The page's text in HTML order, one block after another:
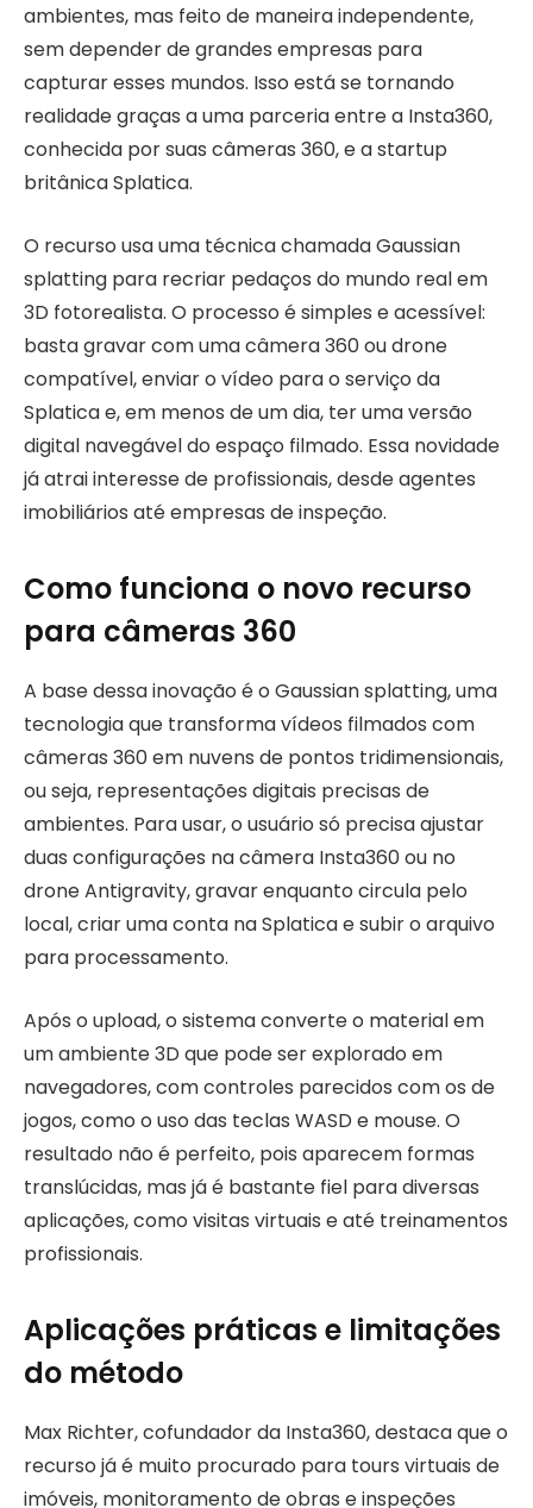
ambientes, mas feito de maneira independente,
sem depender de grandes empresas para
capturar esses mundos. Isso está se tornando
realidade graças a uma parceria entre a Insta360,
conhecida por suas câmeras 360, e a startup
britânica Splatica.
O recurso usa uma técnica chamada Gaussian
splatting para recriar pedaços do mundo real em
3D fotorealista. O processo é simples e acessível:
basta gravar com uma câmera 360 ou drone
compatível, enviar o vídeo para o serviço da
Splatica e, em menos de um dia, ter uma versão
digital navegável do espaço filmado. Essa novidade
já atrai interesse de profissionais, desde agentes
imobiliários até empresas de inspeção.
Como funciona o novo recurso
para câmeras 360
A base dessa inovação é o Gaussian splatting, uma
tecnologia que transforma vídeos filmados com
câmeras 360 em nuvens de pontos tridimensionais,
ou seja, representações digitais precisas de
ambientes. Para usar, o usuário só precisa ajustar
duas configurações na câmera Insta360 ou no
drone Antigravity, gravar enquanto circula pelo
local, criar uma conta na Splatica e subir o arquivo
para processamento.
Após o upload, o sistema converte o material em
um ambiente 3D que pode ser explorado em
navegadores, com controles parecidos com os de
jogos, como o uso das teclas WASD e mouse. O
resultado não é perfeito, pois aparecem formas
translúcidas, mas já é bastante fiel para diversas
aplicações, como visitas virtuais e até treinamentos
profissionais.
Aplicações práticas e limitações
do método
Max Richter, cofundador da Insta360, destaca que o
recurso já é muito procurado para tours virtuais de
imóveis, monitoramento de obras e inspeções